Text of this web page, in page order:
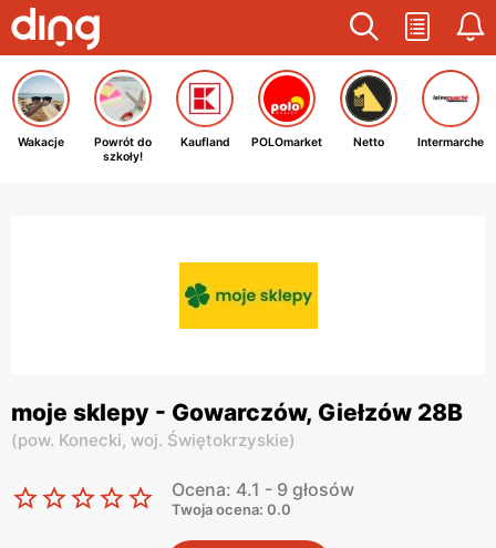
Wakacje
Powrót do
szkoły!
Kaufland POLOmarket Netto Intermarche
moje sklepy - Gowarczów, Giełzów 28B
(pow. Konecki, woj. Świętokrzyskie)
Ocena: 4.1 - 9 głosów
Twoja ocena: 0.0